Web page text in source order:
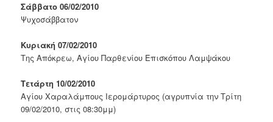
Σάββατο 06/02/2010
Ψυχοσάββατον
Κυριακή 07/02/2010
Της Απόκρεω, Αγίου Παρθενίου Επισκόπου Λαμψάκου
Τετάρτη 10/02/2010
Αγίου Χαραλάμπους Ιερομάρτυρος (αγρυπνία την Τρίτη
09/02/2010, στις 08:30μμ)